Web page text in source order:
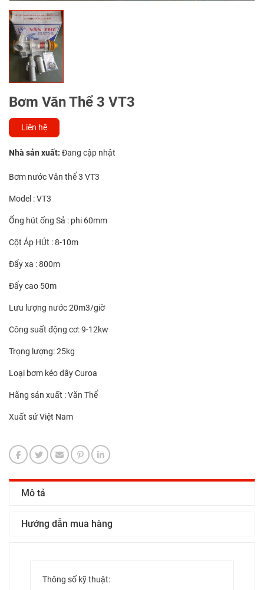
Bơm Văn Thể 3 VT3
Liên hệ
Nhà sản xuất: Đang cập nhật
Bơm nước Văn thể 3 VT3
Model : VT3
Ống hút ống Sả : phi 60mm
Cột Áp HÚt : 8-10m
Đẩy xa : 800m
Đẩy cao 50m
Lưu lượng nước 20m3/giờ
Công suất động cơ: 9-12kw
Trọng lượng: 25kg
Loại bơm kéo dây Curoa
Hãng sản xuất : Văn Thể
Xuất sứ Việt Nam
Mô tả
Hướng dẫn mua hàng
Thông số kỹ thuật: